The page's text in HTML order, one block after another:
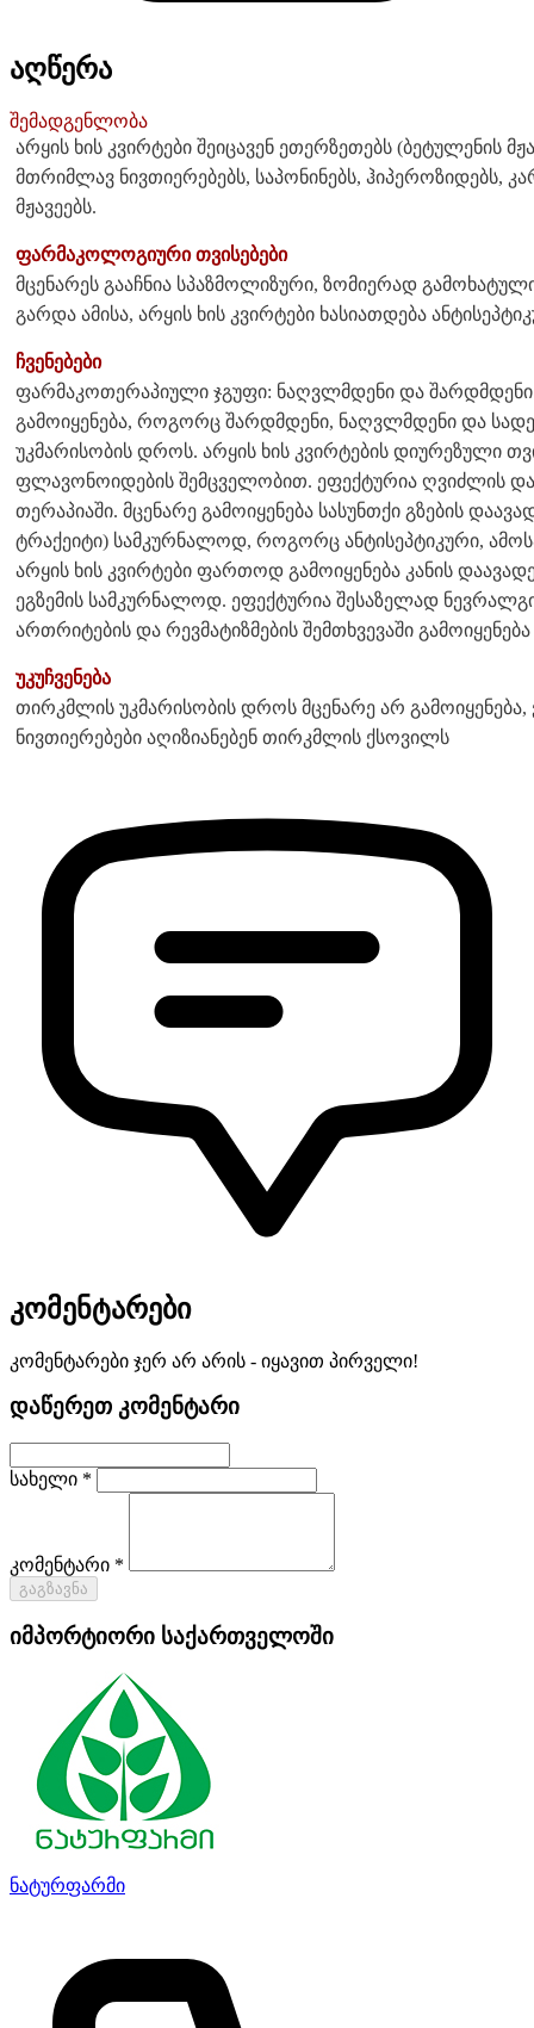
აღწერა
შემადგენლობა
არყის ხის კვირტები შეიცავენ ეთერზეთებს (ბეტულენის
მთრიმლავ ნივთიერებებს, საპონინებს, ჰიპეროზიდებს,
მჟავეებს.
ფარმაკოლოგიური თვისებები
მცენარეს გააჩნია სპაზმოლიზური, ზომიერად
გარდა ამისა, არყის ხის კვირტები ხასიათდება
ჩვენებები
ფარმაკოთერაპიული ჯგუფი: ნაღვლმდენი და შარდმდენი
გამოიყენება, როგორც შარდმდენი, ნაღვლმდენი და
უკმარისობის დროს. არყის ხის კვირტების დიურეზული
ფლავონოიდების შემცველობით. ეფექტურია ღვიძლის
თერაპიაში. მცენარე გამოიყენება სასუნთქი გზების
ტრაქეიტი) სამკურნალოდ, როგორც ანტისეპტიკური,
არყის ხის კვირტები ფართოდ გამოიყენება კანის
ეგზემის სამკურნალოდ. ეფექტურია შესაზელად
ართრიტების და რევმატიზმების შემთხვევაში
უკუჩვენება
თირკმლის უკმარისობის დროს მცენარე არ გამოიყენება,
ნივთიერებები აღიზიანებენ თირკმლის ქსოვილს
კომენტარები
კომენტარები ჯერ არ არის - იყავით პირველი!
დაწერეთ კომენტარი
სახელი *
კომენტარი *
გაგზავნა
იმპორტიორი საქართველოში
ნატურფარმი